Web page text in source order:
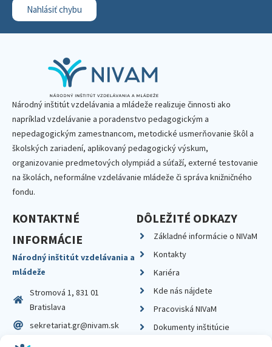
Nahlásiť chybu
Národný inštitút vzdelávania a mládeže realizuje činnosti ako
napríklad vzdelávanie a poradenstvo pedagogickým a
nepedagogickým zamestnancom, metodické usmerňovanie škôl a
školských zariadení, aplikovaný pedagogický výskum,
organizovanie predmetových olympiád a súťaží, externé testovanie
na školách, neformálne vzdelávanie mládeže či správa knižničného
fondu.
KONTAKTNÉ
INFORMÁCIE
Národný inštitút vzdelávania a
mládeže
Stromová 1, 831 01
Bratislava
sekretariat.gr@nivam.sk
IČO: 00164348
DÔLEŽITÉ ODKAZY
Základné informácie o NIVaM
Kontakty
Kariéra
Kde nás nájdete
Pracoviská NIVaM
Dokumenty inštitúcie